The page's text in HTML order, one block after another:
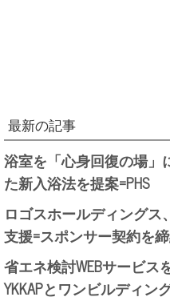
最新の記事
浴室を「心身回復の場」
た新入浴法を提案=PHS
ロゴスホールディング
支援=スポンサー契約を
省エネ検討WEBサービス
YKKAPとワンビルディン